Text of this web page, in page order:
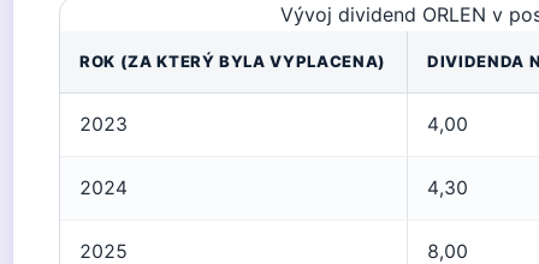
Vývoj dividend ORLEN v
ROK (ZA KTERÝ BYLA VYPLACENA) DIVIDENDA
2023 4,00
2024 4,30
2025 8,00